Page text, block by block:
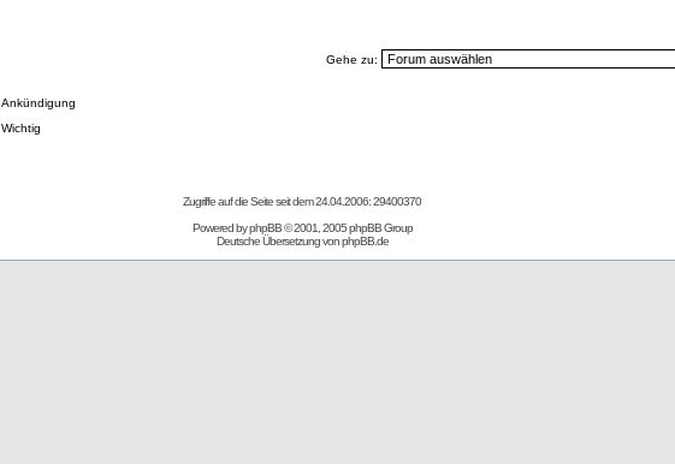
Gehe zu:
Ankündigung
Wichtig
Zugriffe auf die Seite seit dem 24.04.2006: 29400370
Powered byphpBB© 2001, 2005 phpBB Group
Deutsche Übersetzung vonphpBB.de